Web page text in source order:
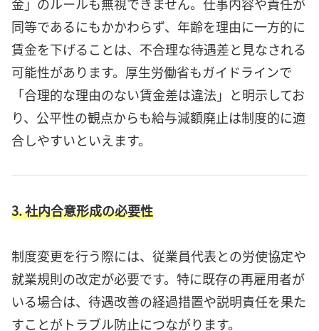
金」のルールも無視できません。仕事内容や責任が
同等であるにもかかわらず、年齢を理由に一方的に
賃金を下げることは、不合理な待遇差と見なされる
可能性があります。厚生労働省もガイドラインで
「合理的な理由のない賃金差は違法」と明示してお
り、公平性の観点からも給与減額廃止は制度的に適
合しやすいといえます。
3. 社内合意形成の必要性
制度変更を行う際には、従業員代表との労使協定や
就業規則の改定が必要です。特に既存の再雇用者が
いる場合は、待遇改善の経過措置や説明責任を果た
すことがトラブル防止につながります。